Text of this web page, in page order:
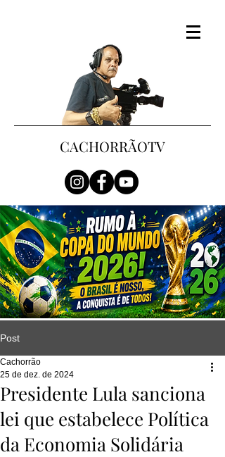
CACHORRÃOTV
Post
Presidente Lula sanciona
lei que estabelece Política
da Economia Solidária
Cachorrão
25 de dez. de 2024